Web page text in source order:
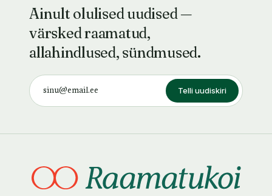
Ainult olulised uudised —
värsked raamatud,
allahindlused, sündmused.
Telli uudiskiri